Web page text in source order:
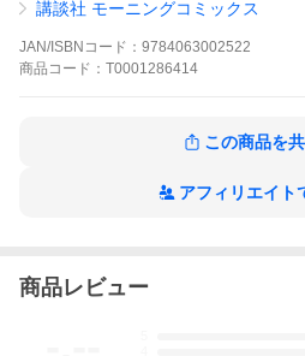
講談社 モーニングコミックス
JAN/ISBNコード： 9784063002522
商品 コード： T0001286414
この商品を
アフィリエイト
商品レビュー